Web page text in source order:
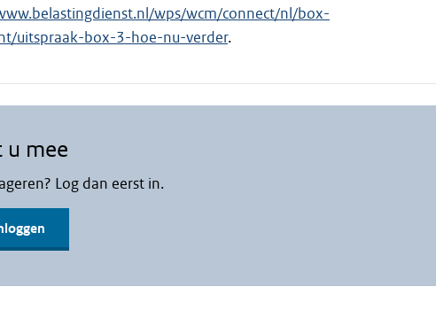
wps/wcm/connect/nl/box-
uitspraak-box-3-hoe-nu-verder.
u mee
Log dan eerst in.